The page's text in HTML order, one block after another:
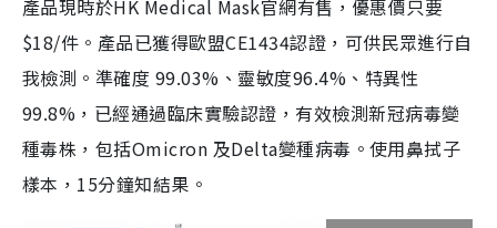
產品現時於HK Medical Mask官網有售，優惠價只要
$18/件。產品已獲得歐盟CE1434認證，可供民眾進行自
我檢測。準確度 99.03%、靈敏度96.4%、特異性
99.8%，已經通過臨床實驗認證，有效檢測新冠病毒變
種毒株，包括Omicron 及Delta變種病毒。使用鼻拭子
樣本，15分鐘知結果。